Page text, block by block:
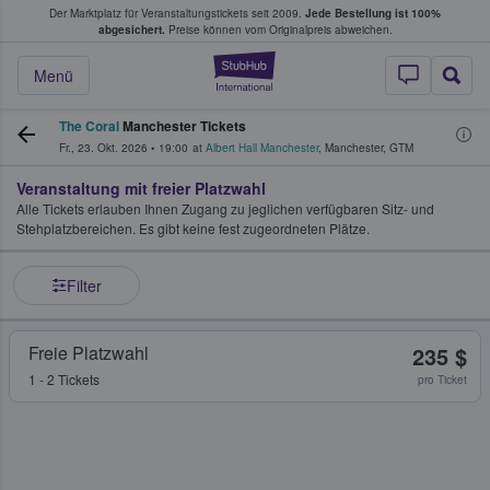
Der Marktplatz für Veranstaltungstickets seit 2009. Jede Bestellung ist 100%
abgesichert. Preise können vom Originalpreis abweichen.
StubHub - Wo
Menü
Tickets kaufen & verkaufen
The CoralManchester Tickets
Fr., 23. Okt. 2026 • 19:00 at Albert Hall Manchester, Manchester, GTM
Veranstaltung mit freier Platzwahl
Alle Tickets erlauben Ihnen Zugang zu jeglichen verfügbaren Sitz- und
Stehplatzbereichen. Es gibt keine fest zugeordneten Plätze.
Filter
Freie Platzwahl
1 - 2 Tickets
235 $
pro Ticket